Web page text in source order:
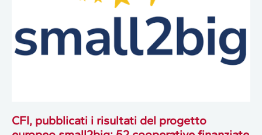
CFI, pubblicati i risultati del progetto